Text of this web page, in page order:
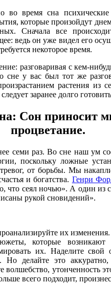
время сна
которые произойдут
Сначала все
ведь он уже видел его
некоторое время.
разговаривая с кем-
сне у вас был тот же
растения из
заранее долго
Сон приносит
процветание.
семи раз. Во сне наш ум
поскольку ложные
от борьбы. Мы
и богатства. Генри
что сеял ночью». А один из
рукой сновидений».
их изменения.
которые
их. Наделите свой
делайте это аккуратно,
волшебство, утонченность
всего подходит,